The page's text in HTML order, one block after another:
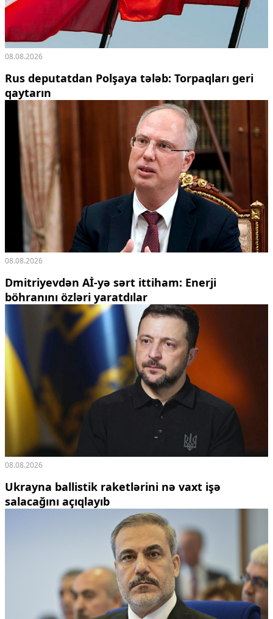
Ekologiya
Zəfər - 5
Gənclər və İdman
Media və QHT
Sağlamlıq
Sosium
Mənəvi dəyərlər
Texnologiya
Mətbuat-150
Əlaqə
Missiyamız
08.08.2026
Rus deputatdan Polşaya tələb: Torpaqları geri
qaytarın
08.08.2026
Dmitriyevdən Aİ-yə sərt ittiham: Enerji
böhranını özləri yaratdılar
08.08.2026
Ukrayna ballistik raketlərini nə vaxt işə
salacağını açıqlayıb